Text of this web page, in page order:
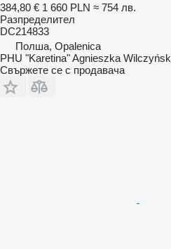
384,80 € 1 660 PLN ≈ 754 лв.
Разпределител
DC214833
Полша, Opalenica
PHU "Karetina" Agnieszka
Свържете се с продавача